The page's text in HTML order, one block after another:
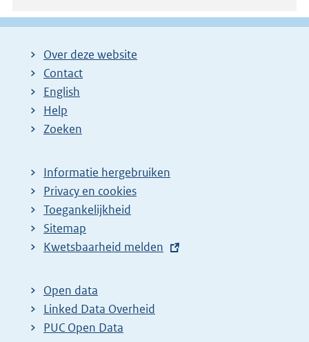
Over deze website
Contact
English
Help
Zoeken
Informatie hergebruiken
Privacy en cookies
Toegankelijkheid
Sitemap
E
t
e
r
Kwetsbaarheid melden
Open data
Linked Data Overheid
PUC Open Data